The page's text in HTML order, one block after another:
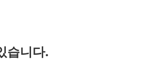
습니다.